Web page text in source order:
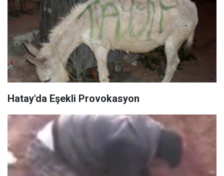
Hatay'da Eşekli Provokasyon